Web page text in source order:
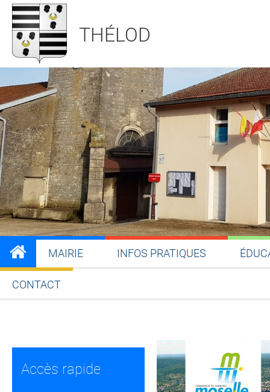
THÉLOD
MAIRIE INFOS PRATIQUES
CONTACT
Accès rapide